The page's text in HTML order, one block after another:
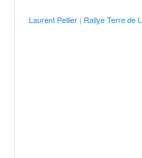
Laurent Pellier | Rallye Terre de